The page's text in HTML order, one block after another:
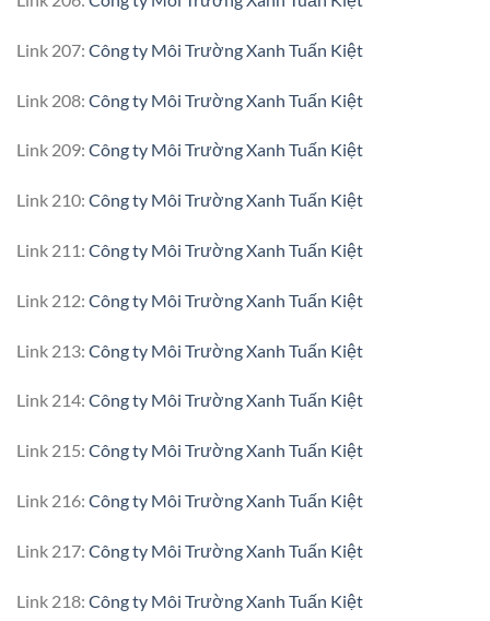
Link 207: Công ty Môi Trường Xanh Tuấn Kiệt
Link 208: Công ty Môi Trường Xanh Tuấn Kiệt
Link 209: Công ty Môi Trường Xanh Tuấn Kiệt
Link 210: Công ty Môi Trường Xanh Tuấn Kiệt
Link 211: Công ty Môi Trường Xanh Tuấn Kiệt
Link 212: Công ty Môi Trường Xanh Tuấn Kiệt
Link 213: Công ty Môi Trường Xanh Tuấn Kiệt
Link 214: Công ty Môi Trường Xanh Tuấn Kiệt
Link 215: Công ty Môi Trường Xanh Tuấn Kiệt
Link 216: Công ty Môi Trường Xanh Tuấn Kiệt
Link 217: Công ty Môi Trường Xanh Tuấn Kiệt
Link 218: Công ty Môi Trường Xanh Tuấn Kiệt